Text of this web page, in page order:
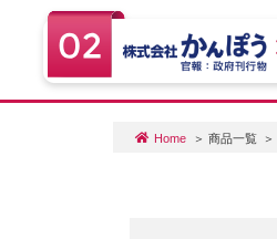
Home 商品一覧